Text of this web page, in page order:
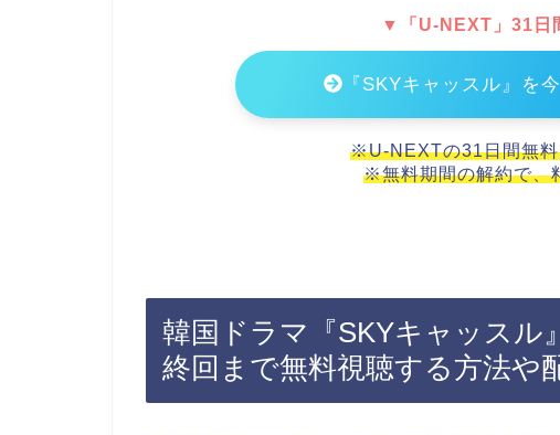
▼「U-NEXT」31日
『SKYキャッスル』を
※U-NEXTの31日間無料
※無料期間の解約で、
韓国ドラマ『SKYキャッスル
終回まで無料視聴する方法や